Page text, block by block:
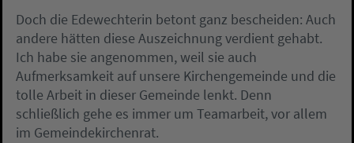
Doch die Edewechterin betont ganz bescheiden: Auch
andere hätten diese Auszeichnung verdient gehabt.
Ich habe sie angenommen, weil sie auch
Aufmerksamkeit auf unsere Kirchengemeinde und die
tolle Arbeit in dieser Gemeinde lenkt. Denn
schließlich gehe es immer um Teamarbeit, vor allem
im Gemeindekirchenrat.